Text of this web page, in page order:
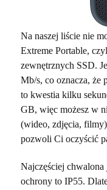
Na naszej liście nie
Extreme Portable,
zewnętrznych SSD.
Mb/s, co oznacza, że
to kwestia kilku
GB, więc możesz w
(wideo, zdjęcia,
pozwoli Ci oczyścić
Najczęściej chwalona
ochrony to IP55.